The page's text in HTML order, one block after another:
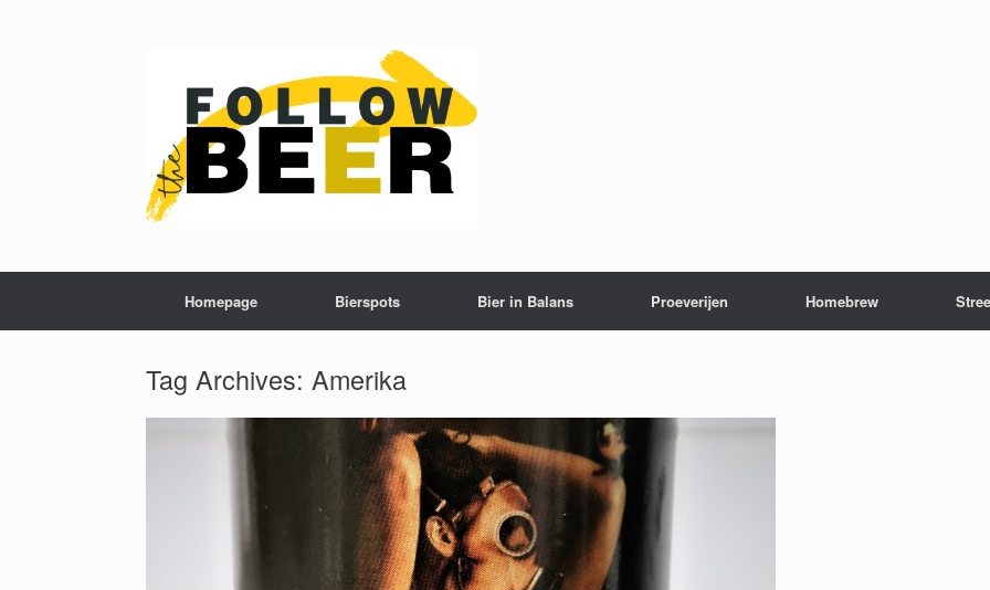
Homepage Bierspots Bier in Balans Proeverijen Homebrew
Tag Archives: Amerika